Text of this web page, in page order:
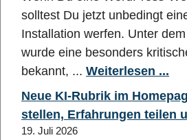
solltest Du jetzt unbedingt
Installation werfen. Unter dem
wurde eine besonders
bekannt, ... Weiterlesen ...
Neue KI-Rubrik im
stellen, Erfahrungen teilen
19. Juli 2026